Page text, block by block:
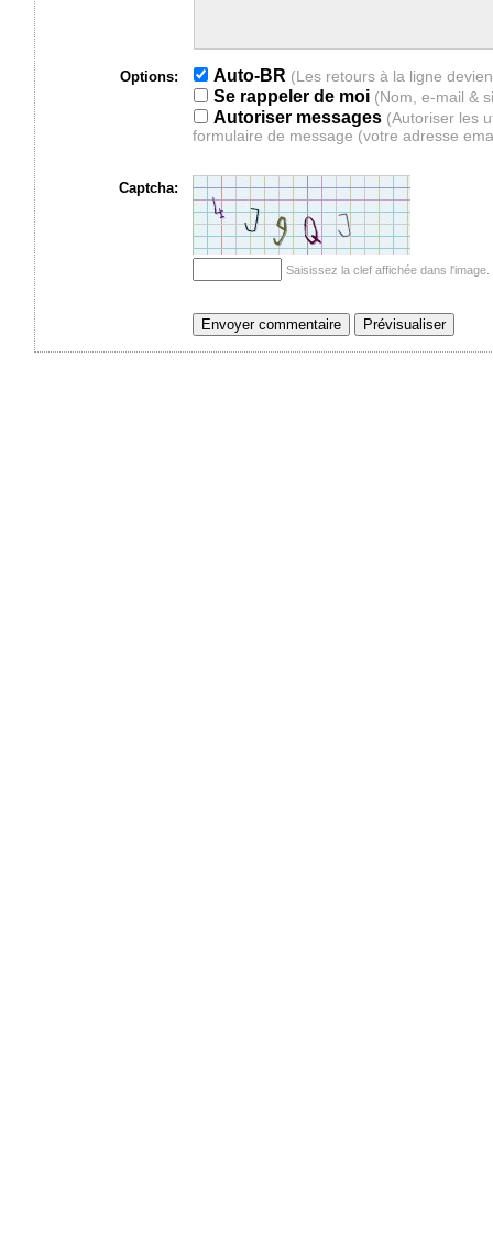
Options:
Auto-BR
Se rappeler de moi (Nom, e-mail &
Autoriser messages (Autoriser les
formulaire de message (votre adresse
Captcha:
Saisissez la clef affichée dans